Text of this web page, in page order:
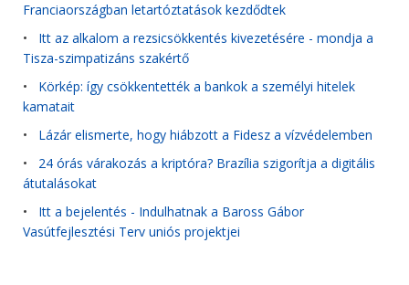
Franciaországban letartóztatások kezdődtek
• Itt az alkalom a rezsicsökkentés kivezetésére - mondja a
Tisza-szimpatizáns szakértő
• Körkép: így csökkentették a bankok a személyi hitelek
kamatait
• Lázár elismerte, hogy hiábzott a Fidesz a vízvédelemben
• 24 órás várakozás a kriptóra? Brazília szigorítja a digitális
átutalásokat
• Itt a bejelentés - Indulhatnak a Baross Gábor
Vasútfejlesztési Terv uniós projektjei